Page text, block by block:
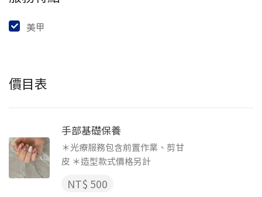
美甲
價目表
手部基礎保養
＊光療服務包含前置作業、剪甘
皮 ＊造型款式價格另計
NT$ 500